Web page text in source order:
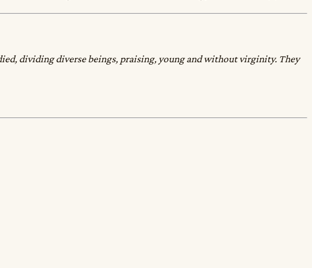
dividing diverse beings, praising, young and without virginity. They